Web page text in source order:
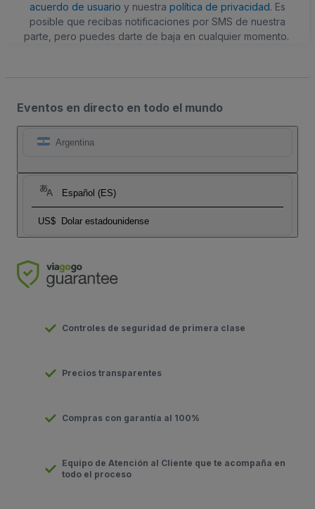
acuerdo de usuario y nuestra política de privacidad. Es
posible que recibas notificaciones por SMS de nuestra
parte, pero puedes darte de baja en cualquier momento.
Eventos en directo en todo el mundo
Argentina
Español (ES)
US$ Dolar estadounidense
Controles de seguridad de primera clase
Precios transparentes
Compras con garantía al 100%
Equipo de Atención al Cliente que te acompaña en
todo el proceso